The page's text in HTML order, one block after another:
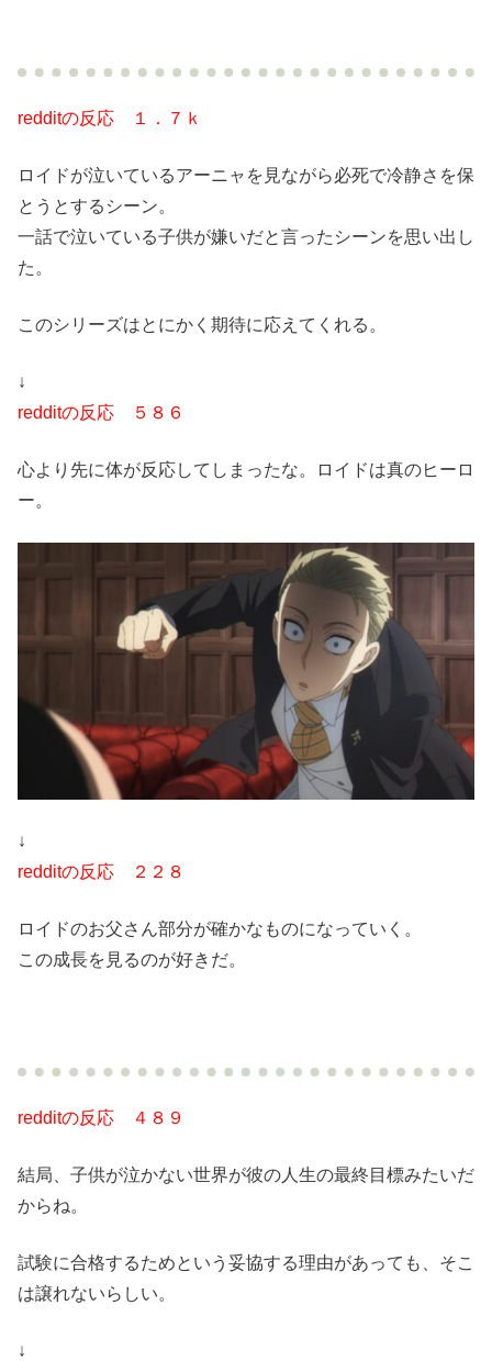
redditの反応 １．７ｋ
ロイドが泣いているアーニャを見ながら必死で冷静さを保
とうとするシーン。
一話で泣いている子供が嫌いだと言ったシーンを思い出し
た。
このシリーズはとにかく期待に応えてくれる。
↓
redditの反応 ５８６
心より先に体が反応してしまったな。ロイドは真のヒーロ
ー。
↓
redditの反応 ２２８
ロイドのお父さん部分が確かなものになっていく。
この成長を見るのが好きだ。
redditの反応 ４８９
結局、子供が泣かない世界が彼の人生の最終目標みたいだ
からね。
試験に合格するためという妥協する理由があっても、そこ
は譲れないらしい。
↓